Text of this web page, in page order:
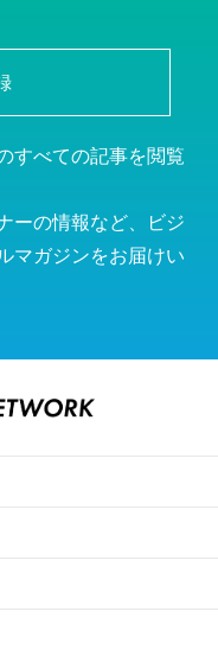
すべての記事を閲覧
ーの情報など、ビジ
マガジンをお届けい